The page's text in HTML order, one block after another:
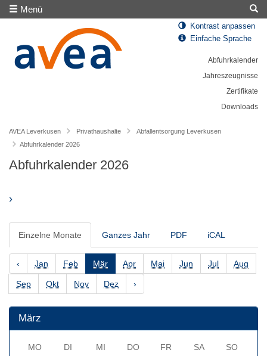
Menü
Kontrast anpassen
Einfache Sprache
Abfuhrkalender
Jahreszeugnisse
Zertifikate
Downloads
AVEA Leverkusen Privathaushalte
Abfallentsorgung Leverkusen
Abfuhrkalender 2026
Abfuhrkalender 2026
›
Einzelne Monate Ganzes Jahr PDF iCAL
‹ Jan Feb Mär Apr Mai Jun Jul Aug
Sep Okt Nov Dez ›
März
MO DI MI DO FR SA
SO